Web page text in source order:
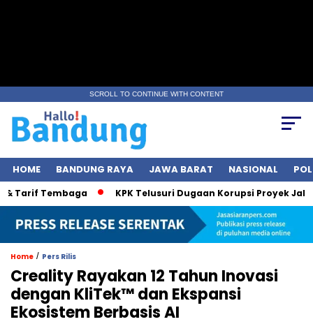
SCROLL TO CONTINUE WITH CONTENT
HOME BANDUNG RAYA JAWA BARAT NASIONAL
Tembaga KPK Telusuri Dugaan Korupsi Proyek Jalan,
Home / Pers Rilis
Creality Rayakan 12 Tahun Inovasi
dengan KliTek™ dan Ekspansi
Ekosistem Berbasis AI